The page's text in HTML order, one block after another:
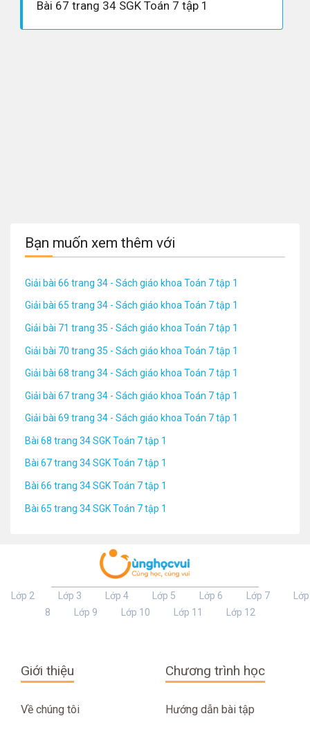
Bài 67 trang 34 SGK Toán 7 tập 1
Bạn muốn xem thêm với
Giải bài 66 trang 34 - Sách giáo khoa Toán 7 tập 1
Giải bài 65 trang 34 - Sách giáo khoa Toán 7 tập 1
Giải bài 71 trang 35 - Sách giáo khoa Toán 7 tập 1
Giải bài 70 trang 35 - Sách giáo khoa Toán 7 tập 1
Giải bài 68 trang 34 - Sách giáo khoa Toán 7 tập 1
Giải bài 67 trang 34 - Sách giáo khoa Toán 7 tập 1
Giải bài 69 trang 34 - Sách giáo khoa Toán 7 tập 1
Bài 68 trang 34 SGK Toán 7 tập 1
Bài 67 trang 34 SGK Toán 7 tập 1
Bài 66 trang 34 SGK Toán 7 tập 1
Bài 65 trang 34 SGK Toán 7 tập 1
Lớp 2 Lớp 3 Lớp 4 Lớp 5 Lớp 6 Lớp 7
Lớp
8
Lớp 9 Lớp 10 Lớp 11 Lớp 12
Giới thiệu
Về chúng tôi
Chương trình học
Hướng dẫn bài tập